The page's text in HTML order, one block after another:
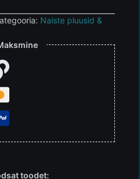
Naiste pluusid &
toodet: